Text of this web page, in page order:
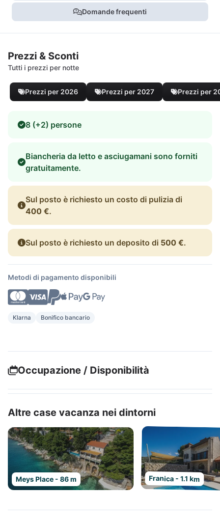
Domande frequenti
Prezzi & Sconti
Tutti i prezzi per notte
Prezzi per 2026 Prezzi per 2027 Prezzi per
8 (+2) persone
Biancheria da letto e asciugamani sono forniti
gratuitamente.
Sul posto è richiesto un costo di pulizia di
400 €.
Sul posto è richiesto un deposito di 500 €.
Metodi di pagamento disponibili
Klarna Bonifico bancario
Occupazione / Disponibilità
Altre case vacanza nei dintorni
Meys Place - 86 m Franica - 1.1 km